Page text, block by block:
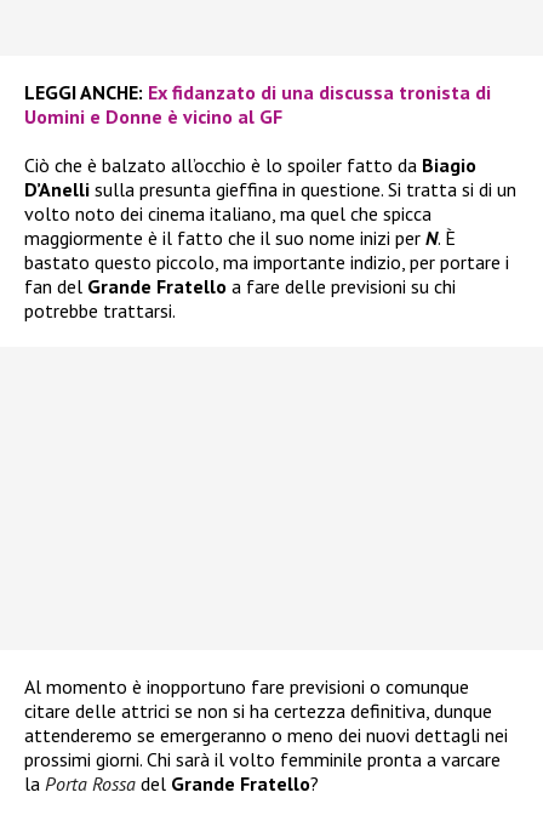
LEGGI ANCHE: Ex fidanzato di una discussa tronista di
Uomini e Donne è vicino al GF
Ciò che è balzato all’occhio è lo spoiler fatto da Biagio
D’Anelli sulla presunta gieffina in questione. Si tratta si di un
volto noto dei cinema italiano, ma quel che spicca
maggiormente è il fatto che il suo nome inizi per N. È
bastato questo piccolo, ma importante indizio, per portare i
fan del Grande Fratello a fare delle previsioni su chi
potrebbe trattarsi.
Al momento è inopportuno fare previsioni o comunque
citare delle attrici se non si ha certezza definitiva, dunque
attenderemo se emergeranno o meno dei nuovi dettagli nei
prossimi giorni. Chi sarà il volto femminile pronta a varcare
la Porta Rossa del Grande Fratello?